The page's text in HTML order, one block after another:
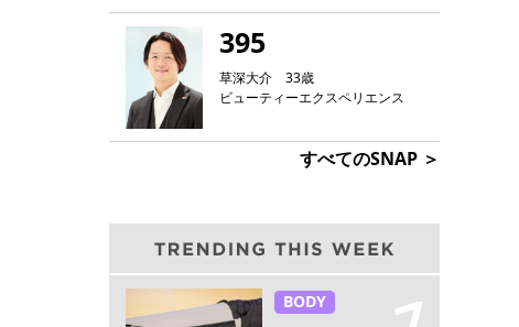
395
草深大介 33歳
ビューティーエクスペリエンス
すべてのSNAP ＞
BODY